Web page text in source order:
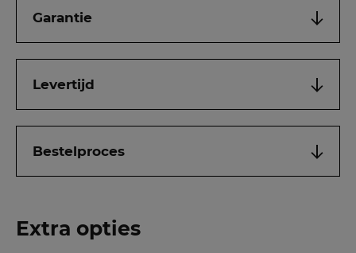
Garantie
Levertijd
Bestelproces
Extra opties